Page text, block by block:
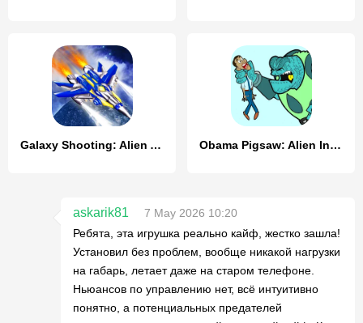
Galaxy Shooting: Alien Attack Obama Pigsaw: Alien Invasion
askarik81
7 May 2026 10:20
Ребята, эта игрушка реально кайф, жестко зашла!
Установил без проблем, вообще никакой нагрузки
на габарь, летает даже на старом телефоне.
Ньюансов по управлению нет, всё интуитивно
понятно, а потенциальных предателей